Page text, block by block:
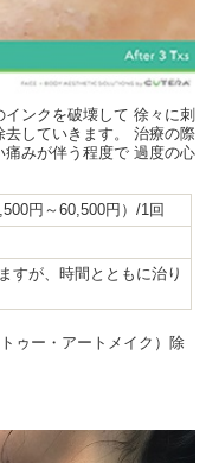
ンクを破壊して 徐々に刺
していきます。 治療の際
みが伴う程度で 過度の心
円～60,500円）/1回
すが、時間とともに治り
ゥー・アートメイク）除